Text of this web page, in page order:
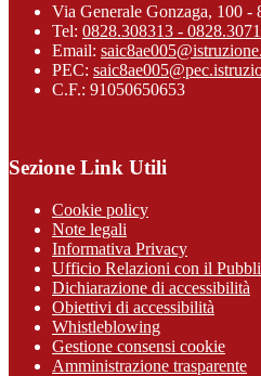
Via Generale Gonzaga, 100
Tel: 0828.308313 -
Email:
PEC:
C.F.: 91050650653
Sezione Link Utili
Cookie policy
Note legali
Informativa Privacy
Ufficio Relazioni con il
Dichiarazione di accessibilità
Obiettivi di accessibilità
Whistleblowing
Gestione consensi cookie
Amministrazione trasparente